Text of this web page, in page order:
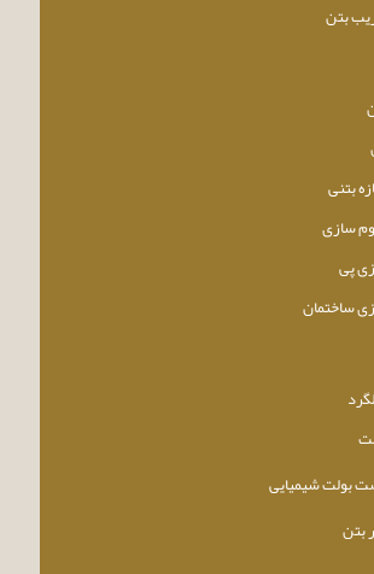
بتن
بتنی
سازی
پی
ساختمان
بولت شیمیایی
بتن